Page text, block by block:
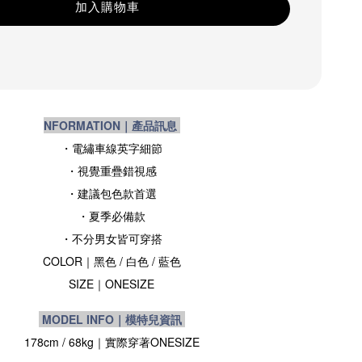
加入購物車
NFORMATION｜產品訊息
・電繡車線英字細節
・視覺重疊錯視感
・建議包色款首選
・夏季必備款
・不分男女皆可穿搭
COLOR｜黑色/ 白色/ 藍色
SIZE ｜ONESIZE
MODEL INFO｜模特兒資訊
178cm / 68kg｜實際穿著ONESIZE